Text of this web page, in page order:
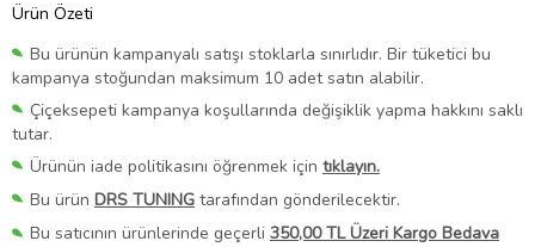
Ürün Özeti
Bu ürünün kampanyalı satışı stoklarla sınırlıdır. Bir tüketici bu
kampanya stoğundan maksimum 10 adet satın alabilir.
Çiçeksepeti kampanya koşullarında değişiklik yapma hakkını saklı
tutar.
Ürünün iade politikasını öğrenmek için tıklayın.
Bu ürün DRS TUNING tarafından gönderilecektir.
Bu satıcının ürünlerinde geçerli 350,00 TL Üzeri Kargo Bedava